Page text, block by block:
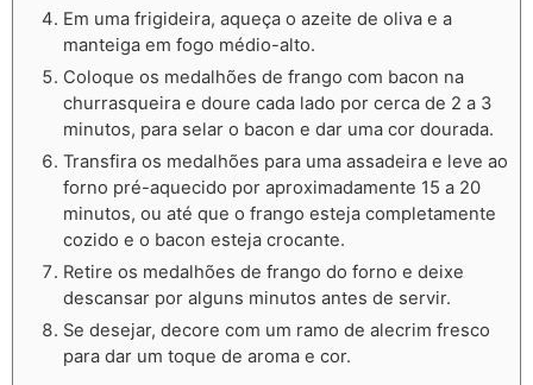
Em uma frigideira, aqueça o azeite de oliva e a
manteiga em fogo médio-alto.
Coloque os medalhões de frango com bacon na
churrasqueira e doure cada lado por cerca de 2 a 3
minutos, para selar o bacon e dar uma cor dourada.
Transfira os medalhões para uma assadeira e leve ao
forno pré-aquecido por aproximadamente 15 a 20
minutos, ou até que o frango esteja completamente
cozido e o bacon esteja crocante.
Retire os medalhões de frango do forno e deixe
descansar por alguns minutos antes de servir.
Se desejar, decore com um ramo de alecrim fresco
para dar um toque de aroma e cor.